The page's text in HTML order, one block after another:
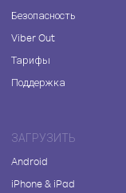
Безопасность
Viber Out
Тарифы
Поддержка
ЗАГРУЗИТЬ
Android
iPhone & iPad